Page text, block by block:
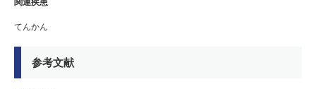
てんかん
参考文献